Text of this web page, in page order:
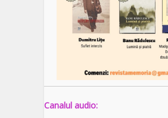
Canalul audio: